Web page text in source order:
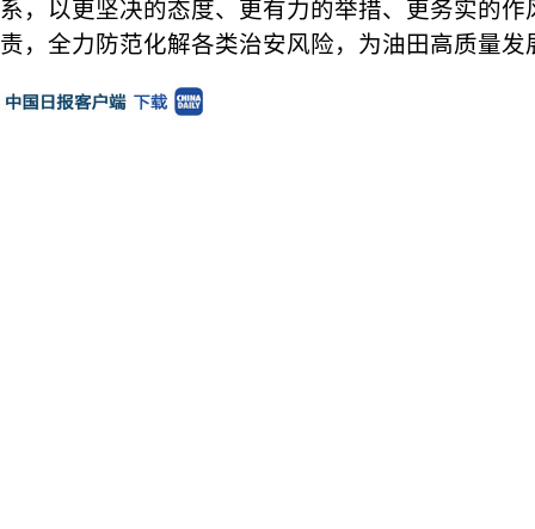
系，以更坚决的态度、更有力的举措、更务实的
责，全力防范化解各类治安风险，为油田高质量发